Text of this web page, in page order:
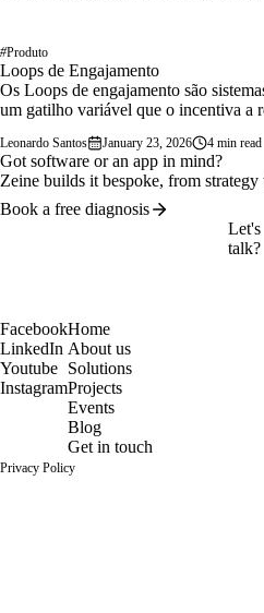
#Produto
Loops de Engajamento
Os Loops de engajamento são
um gatilho variável que o incentiva a
Leonardo Santos January 23, 2026 4 min read
Got software or an app in mind?
Zeine builds it bespoke, from
Book a free diagnosis
Let's
talk?
Facebook
LinkedIn
Youtube
Instagram
Home
About us
Solutions
Projects
Events
Blog
Get in touch
Privacy Policy